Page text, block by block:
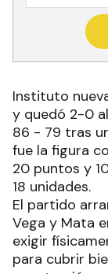
Instituto
y quedó 2-0
86 - 79 tras
fue la figura
20 puntos y
18 unidades.
El partido
Vega y Mata
exigir
para cubrir